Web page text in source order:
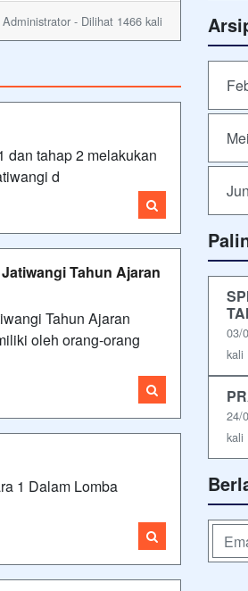
- Dilihat 1466 kali
tahap 2 melakukan
d
Tahun Ajaran
Tahun Ajaran
oleh orang-orang
1 Dalam Lomba
Mei
03/
kali
24/
kali